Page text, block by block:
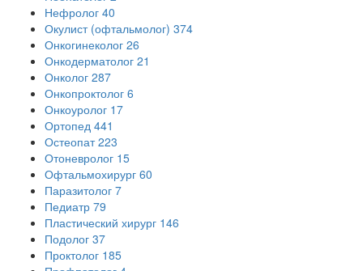
Нефролог 40
Окулист (офтальмолог) 374
Онкогинеколог 26
Онкодерматолог 21
Онколог 287
Онкопроктолог 6
Онкоуролог 17
Ортопед 441
Остеопат 223
Отоневролог 15
Офтальмохирург 60
Паразитолог 7
Педиатр 79
Пластический хирург 146
Подолог 37
Проктолог 185